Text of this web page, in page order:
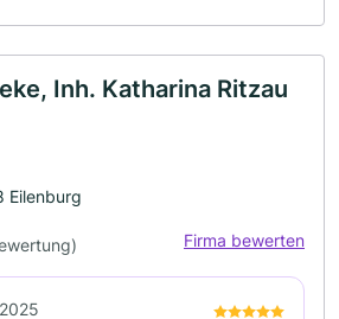
Inh. Katharina Ritzau
Eilenburg
Firma bewerten